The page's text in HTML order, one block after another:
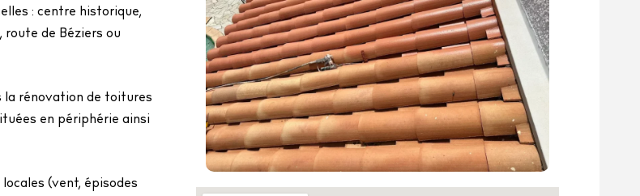
: centre historique,
de Béziers ou
la rénovation de toitures
en périphérie ainsi
(vent, épisodes